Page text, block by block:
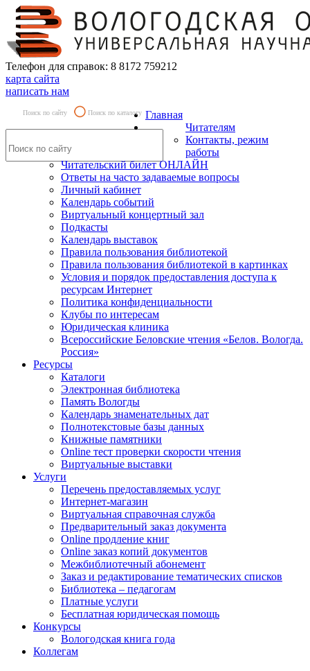
Телефон для справок: 8 8172 759212
карта сайта
написать нам
Поиск по сайту Поиск по каталогу Главная
Читателям
Контакты, режим
работы
Читательский билет ОНЛАЙН
Ответы на часто задаваемые вопросы
Личный кабинет
Календарь событий
Виртуальный концертный зал
Подкасты
Календарь выставок
Правила пользования библиотекой
Правила пользования библиотекой в картинках
Условия и порядок предоставления доступа к
ресурсам Интернет
Политика конфиденциальности
Клубы по интересам
Юридическая клиника
Всероссийские Беловские чтения «Белов. Вологда.
Россия»
Ресурсы
Каталоги
Электронная библиотека
Память Вологды
Календарь знаменательных дат
Полнотекстовые базы данных
Книжные памятники
Online тест проверки скорости чтения
Виртуальные выставки
Услуги
Перечень предоставляемых услуг
Интернет-магазин
Виртуальная справочная служба
Предварительный заказ документа
Online продление книг
Online заказ копий документов
Межбиблиотечный абонемент
Заказ и редактирование тематических списков
Библиотека – педагогам
Платные услуги
Бесплатная юридическая помощь
Конкурсы
Вологодская книга года
Коллегам